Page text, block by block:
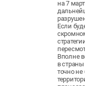
на 7
Если
Вполне
в
точно не